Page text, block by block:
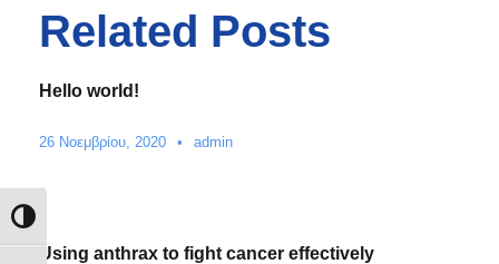
Εναλλαγή Υψηλής Αντίθεσης
Related Posts
Hello world!
26 Νοεμβρίου, 2020 • admin
Using anthrax to fight cancer effectively